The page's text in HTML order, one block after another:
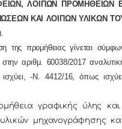
ΛΟΙΠΩΝ ΠΡΟΜΗΘΕΙΩΝ
ΚΑΙ ΛΟΙΠΩΝ ΥΛΙΚΩΝ
της προμήθειας γίνεται
αριθμ. 60038/2017
-Ν. 4412/16, όπως
γραφικής ύλης
μηχανογράφησης